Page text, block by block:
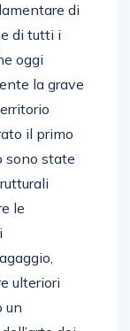
di
di tutti i
oggi
la grave
il primo
sono state
le
ulteriori
un